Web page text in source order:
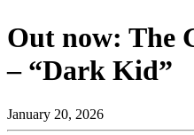
Out now: The
– “Dark Kid”
January 20, 2026